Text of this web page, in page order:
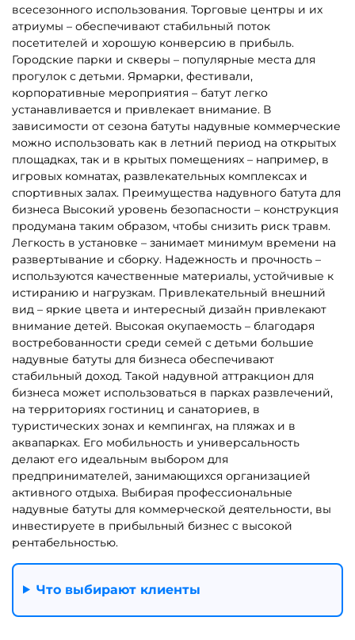
всесезонного использования. Торговые центры и их
атриумы – обеспечивают стабильный поток
посетителей и хорошую конверсию в прибыль.
Городские парки и скверы – популярные места для
прогулок с детьми. Ярмарки, фестивали,
корпоративные мероприятия – батут легко
устанавливается и привлекает внимание. В
зависимости от сезона батуты надувные коммерческие
можно использовать как в летний период на открытых
площадках, так и в крытых помещениях – например, в
игровых комнатах, развлекательных комплексах и
спортивных залах. Преимущества надувного батута для
бизнеса Высокий уровень безопасности – конструкция
продумана таким образом, чтобы снизить риск травм.
Легкость в установке – занимает минимум времени на
развертывание и сборку. Надежность и прочность –
используются качественные материалы, устойчивые к
истиранию и нагрузкам. Привлекательный внешний
вид – яркие цвета и интересный дизайн привлекают
внимание детей. Высокая окупаемость – благодаря
востребованности среди семей с детьми большие
надувные батуты для бизнеса обеспечивают
стабильный доход. Такой надувной аттракцион для
бизнеса может использоваться в парках развлечений,
на территориях гостиниц и санаториев, в
туристических зонах и кемпингах, на пляжах и в
аквапарках. Его мобильность и универсальность
делают его идеальным выбором для
предпринимателей, занимающихся организацией
активного отдыха. Выбирая профессиональные
надувные батуты для коммерческой деятельности, вы
инвестируете в прибыльный бизнес с высокой
рентабельностью.
Что выбирают клиенты